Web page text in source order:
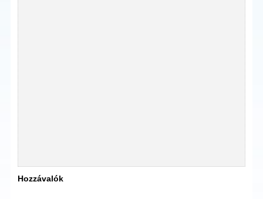
Hozzávalók